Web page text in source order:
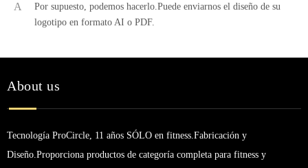
A
Por supuesto, podemos hacerlo.Puede enviarnos el diseño de su
logotipo en formato AI o PDF.
About us
Tecnología ProCircle, 11 años SÓLO en fitness.Fabricación y
Diseño.Proporciona productos de categoría completa para fitness y